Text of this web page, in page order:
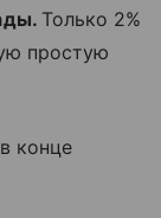
Только 2%
простую
конце